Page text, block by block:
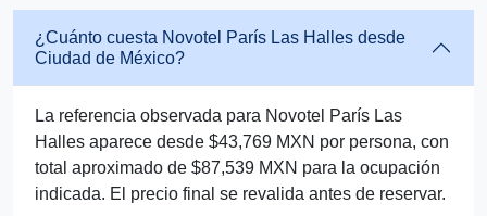
¿Cuánto cuesta Novotel París Las Halles desde
Ciudad de México?
La referencia observada para Novotel París Las
Halles aparece desde $43,769 MXN por persona, con
total aproximado de $87,539 MXN para la ocupación
indicada. El precio final se revalida antes de reservar.